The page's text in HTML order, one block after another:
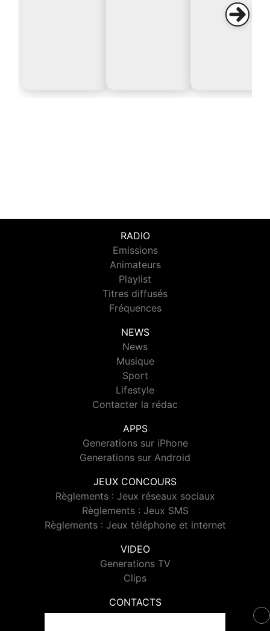
RADIO
Emissions
Animateurs
Playlist
Titres diffusés
Fréquences
NEWS
News
Musique
Sport
Lifestyle
Contacter la rédac
APPS
Generations sur iPhone
Generations sur Android
JEUX CONCOURS
Règlements : Jeux réseaux sociaux
Règlements : Jeux SMS
Règlements : Jeux téléphone et internet
VIDEO
Generations TV
Clips
CONTACTS
Contacter Generations